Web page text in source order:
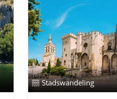
Stadswandeling